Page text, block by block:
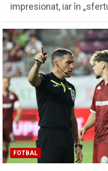
impresionat, iar în
FOTBAL